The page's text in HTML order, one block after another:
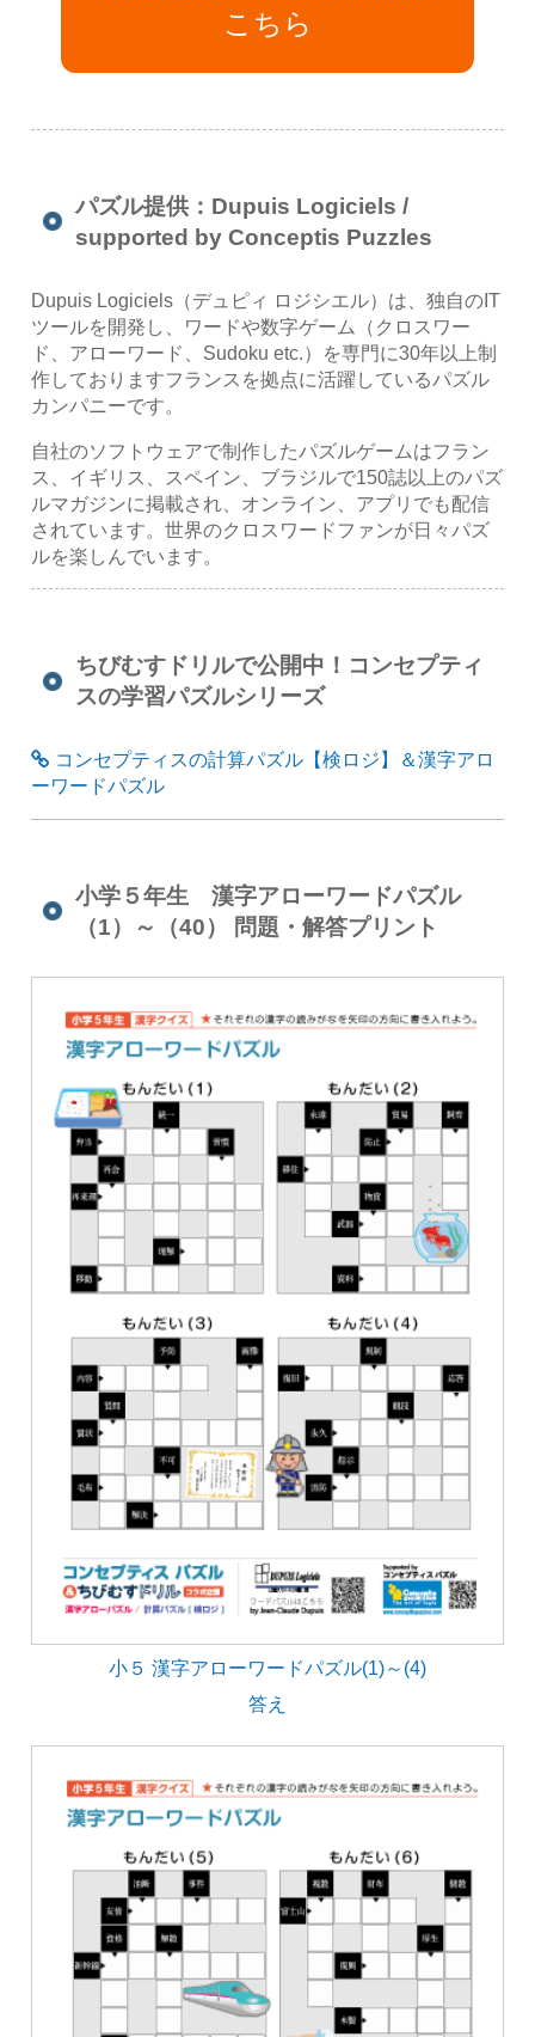
こちら
パズル提供：Dupuis Logiciels /
supported by Conceptis Puzzles
Dupuis Logiciels（デュピィ ロジシエル）は、独自のIT
ツールを開発し、ワードや数字ゲーム（クロスワー
ド、アローワード、Sudoku etc.）を専門に30年以上制
作しておりますフランスを拠点に活躍しているパズル
カンパニーです。
自社のソフトウェアで制作したパズルゲームはフラン
ス、イギリス、スペイン、ブラジルで150誌以上のパズ
ルマガジンに掲載され、オンライン、アプリでも配信
されています。世界のクロスワードファンが日々パズ
ルを楽しんでいます。
ちびむすドリルで公開中！コンセプティ
スの学習パズルシリーズ
コンセプティスの計算パズル【検ロジ】＆漢字アロ
ーワードパズル
小学５年生 漢字アローワードパズル
（1）～（40） 問題・解答プリント
小５ 漢字アローワードパズル(1)～(4)
答え